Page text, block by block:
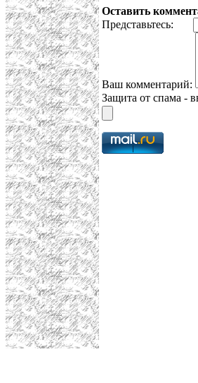
Оставить
Представьтесь:
Ваш комментарий:
Защита от спама -